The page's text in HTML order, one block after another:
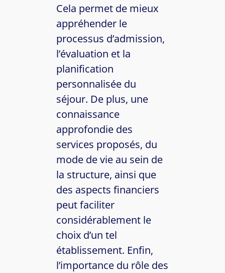
Cela permet de mieux
appréhender le
processus d’admission,
l’évaluation et la
planification
personnalisée du
séjour. De plus, une
connaissance
approfondie des
services proposés, du
mode de vie au sein de
la structure, ainsi que
des aspects financiers
peut faciliter
considérablement le
choix d’un tel
établissement. Enfin,
l’importance du rôle des